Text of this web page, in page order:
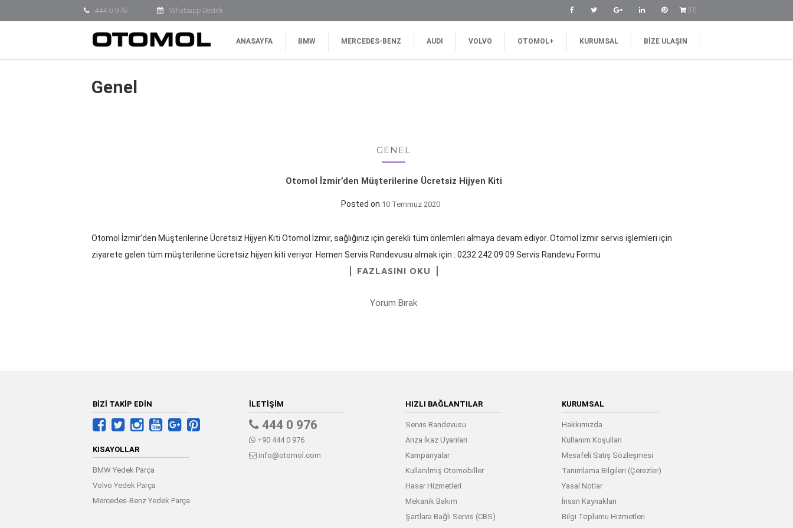
444 0 976 Whatsapp Destek (0)
ANASAYFA BMW MERCEDES-BENZ AUDI VOLVO OTOMOL+ KURUMSAL BIZE ULAŞIN
Genel
GENEL
Otomol İzmir’den Müşterilerine Ücretsiz Hijyen Kiti
Posted on 10 Temmuz 2020
Otomol İzmir’den Müşterilerine Ücretsiz Hijyen Kiti Otomol İzmir, sağlığınız için gerekli tüm önlemleri almaya devam ediyor. Otomol İzmir servis işlemleri için
ziyarete gelen tüm müşterilerine ücretsiz hijyen kiti veriyor. Hemen Servis Randevusu almak için : 0232 242 09 09 Servis Randevu Formu
FAZLASINI OKU
Yorum Bırak
BİZİ TAKİP EDİN
KISAYOLLAR
BMW Yedek Parça
Volvo Yedek Parça
Mercedes-Benz Yedek Parça
İLETIŞIM
444 0 976
+90 444 0 976
info@otomol.com
HIZLI BAĞLANTILAR
Servis Randevusu
Arıza İkaz Uyarıları
Kampanyalar
Kullanılmış Otomobiller
Hasar Hizmetleri
Mekanik Bakım
Şartlara Bağlı Servis (CBS)
KURUMSAL
Hakkımızda
Kullanım Koşulları
Mesafeli Satış Sözleşmesi
Tanımlama Bilgileri (Çerezler)
Yasal Notlar
İnsan Kaynakları
Bilgi Toplumu Hizmetleri